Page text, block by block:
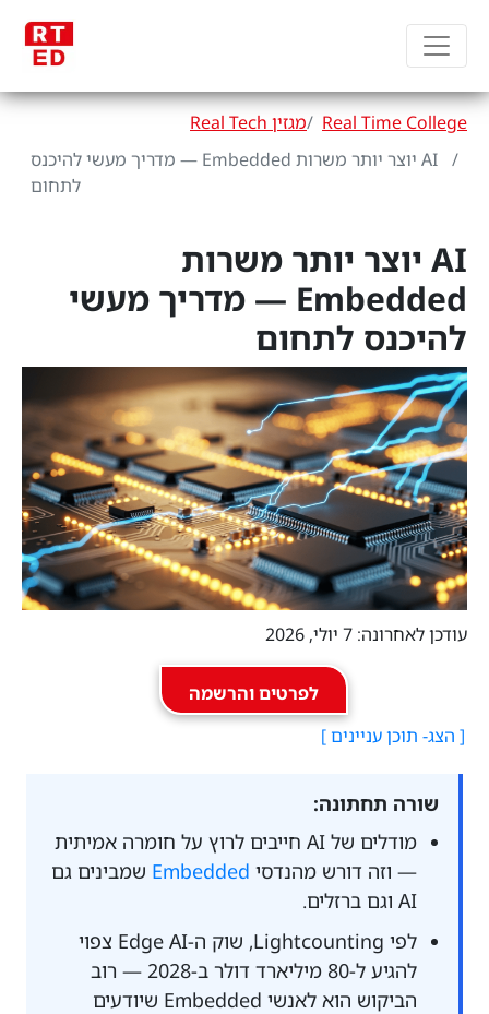
Real Time College
מגזין Real Tech
AI יוצר יותר משרות Embedded — מדריך מעשי להיכנס
לתחום
AI יוצר יותר משרות
Embedded — מדריך מעשי
להיכנס לתחום
עודכן לאחרונה: 7 יולי, 2026
לפרטים והרשמה
שורה תחתונה:
מודלים של AI חייבים לרוץ על חומרה אמיתית
— וזה דורש מהנדסי Embedded שמבינים גם
AI וגם ברזלים.
לפי Lightcounting, שוק ה-Edge AI צפוי
להגיע ל-80 מיליארד דולר ב-2028 — רוב
הביקוש הוא לאנשי Embedded שיודעים